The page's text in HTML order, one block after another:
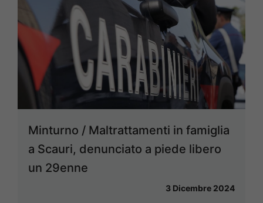
Minturno / Maltrattamenti in famiglia
a Scauri, denunciato a piede libero
un 29enne
3 Dicembre 2024